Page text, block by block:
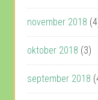
november 2018
oktober 2018 (3)
september 2018